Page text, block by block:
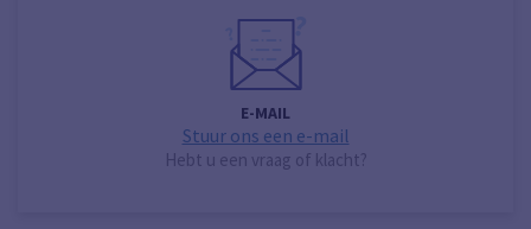
E-MAIL
Stuur ons een e-mail
Hebt u een vraag of klacht?